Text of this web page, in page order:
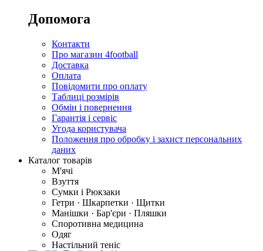
Допомога
Контакти
Про магазин 4football
Доставка
Оплата
Повідомити про оплату
Таблиці розмірів
Обмін і повернення
Гарантія і сервіс
Угода користувача
Положення про обробку і захист персональних
даних
Каталог товарів
М'ячі
Взуття
Сумки і Рюкзаки
Гетри · Шкарпетки · Щитки
Манішки · Бар'єри · Пляшки
Споротивна медицина
Одяг
Настільний теніс